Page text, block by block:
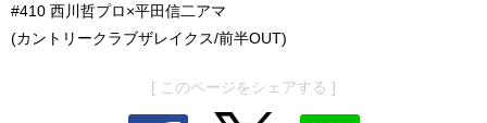
#410 西川哲プロ×平田信二アマ
(カントリークラブザレイクス/前半OUT)
[ このページをシェアする ]